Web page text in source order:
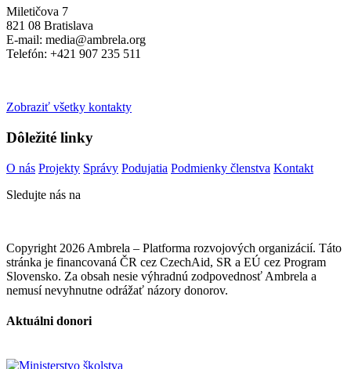
Miletičova 7
821 08 Bratislava
E-mail: media@ambrela.org
Telefón: +421 907 235 511
Zobraziť všetky kontakty
Dôležité linky
O nás Projekty Správy Podujatia Podmienky členstva Kontakt
Sledujte nás na
Copyright 2026 Ambrela – Platforma rozvojových organizácií. Táto
stránka je financovaná ČR cez CzechAid, SR a EÚ cez Program
Slovensko. Za obsah nesie výhradnú zodpovednosť Ambrela a
nemusí nevyhnutne odrážať názory donorov.
Aktuálni donori